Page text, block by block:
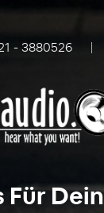
- 3880526
Für